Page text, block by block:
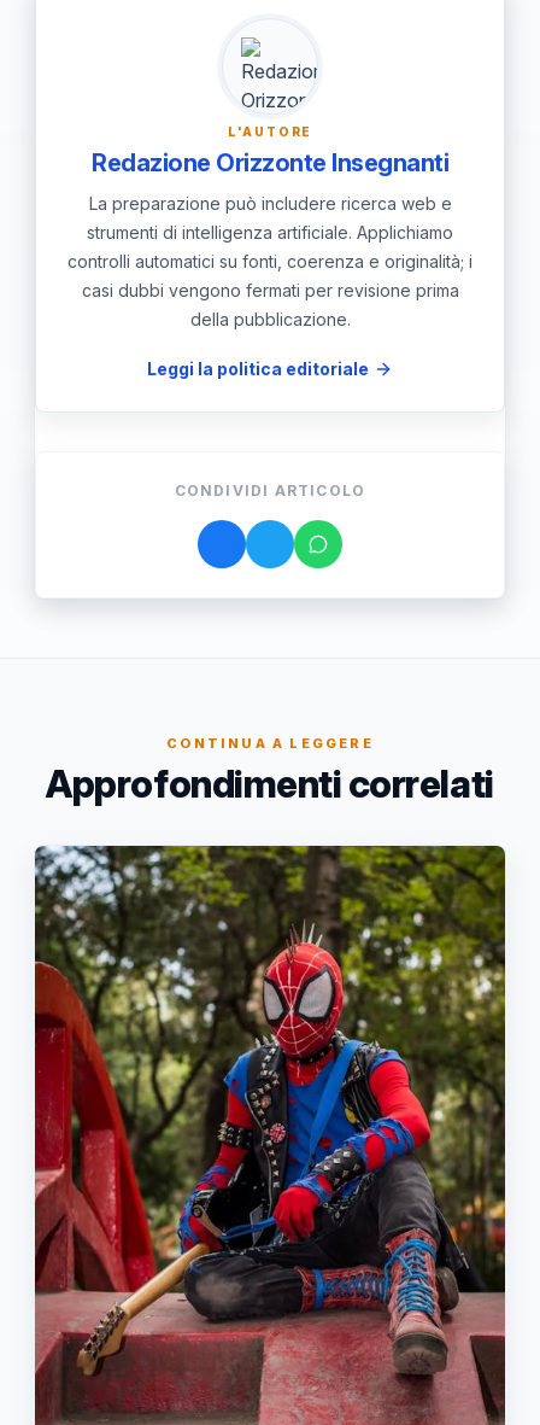
un'ottima opportunità per socializzare e
vivere la musica in modo interattivo.
L'AUTORE
Redazione Orizzonte Insegnanti
La preparazione può includere ricerca web e
strumenti di intelligenza artificiale. Applichiamo
controlli automatici su fonti, coerenza e originalità; i
casi dubbi vengono fermati per revisione prima
della pubblicazione.
Leggi la politica editoriale
CONDIVIDI ARTICOLO
CONTINUA A LEGGERE
Approfondimenti correlati